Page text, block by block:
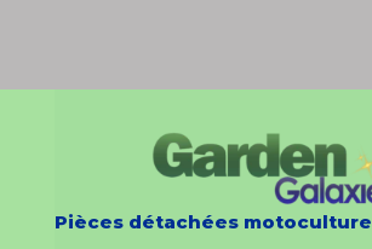
Pièces détachées motoculture